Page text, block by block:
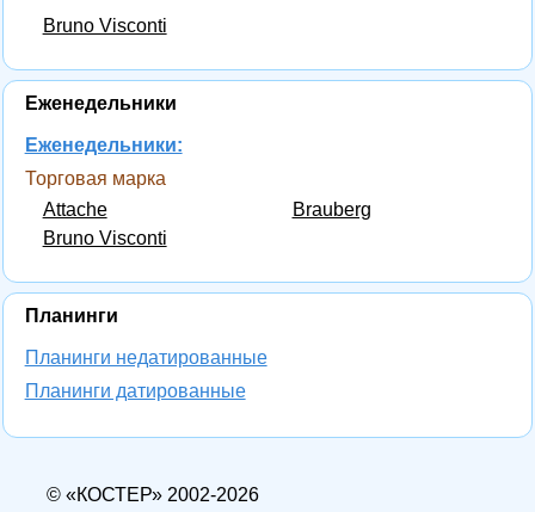
Bruno Visconti
Еженедельники
Еженедельники:
Торговая марка
Attache
Bruno Visconti
Brauberg
Планинги
Планинги недатированные
Планинги датированные
© «КОСТЕР» 2002-2026